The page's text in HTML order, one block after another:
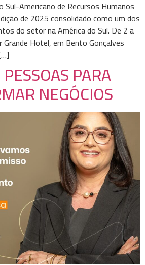
Americano de Recursos Humanos
de 2025 consolidado como um dos
do setor na América do Sul. De 2 a
Grande Hotel, em Bento Gonçalves
PARA
NEGÓCIOS